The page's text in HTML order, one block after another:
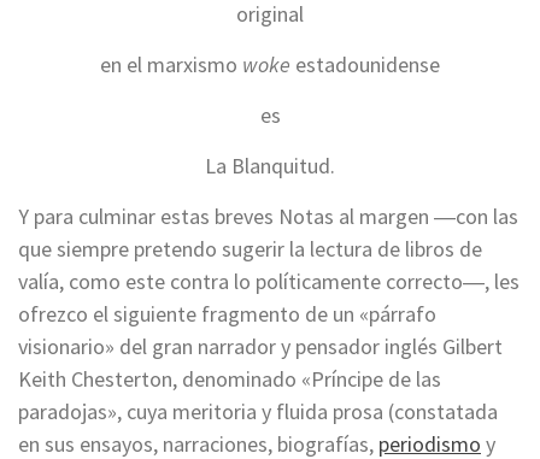
original
en el marxismo woke estadounidense
es
La Blanquitud.
Y para culminar estas breves Notas al margen ―con las
que siempre pretendo sugerir la lectura de libros de
valía, como este contra lo políticamente correcto―, les
ofrezco el siguiente fragmento de un «párrafo
visionario» del gran narrador y pensador inglés Gilbert
Keith Chesterton, denominado «Príncipe de las
paradojas», cuya meritoria y fluida prosa (constatada
en sus ensayos, narraciones, biografías, periodismo y